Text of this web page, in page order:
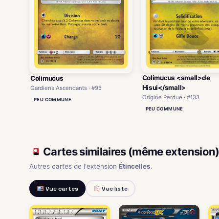
Colimucus
Gardiens Ascendants · #95
PEU COMMUNE
Colimucus <small>de
Hisui</small>
Origine Perdue · #133
PEU COMMUNE
Cartes similaires (même extension)
Autres cartes de l'extension Étincelles.
Vue cartes Vue liste